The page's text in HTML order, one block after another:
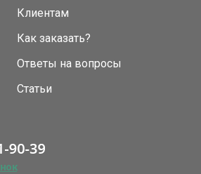
Клиентам
Как заказать?
Ответы на вопросы
Статьи